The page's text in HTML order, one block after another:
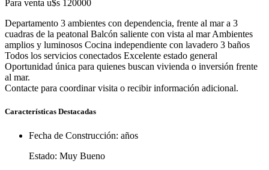
Para venta u$s 120000
Departamento 3 ambientes con dependencia, frente al mar a 3
cuadras de la peatonal Balcón saliente con vista al mar Ambientes
amplios y luminosos Cocina independiente con lavadero 3 baños
Todos los servicios conectados Excelente estado general
Oportunidad única para quienes buscan vivienda o inversión frente
al mar.
Contacte para coordinar visita o recibir información adicional.
Características Destacadas
Fecha de Construcción: años
Estado: Muy Bueno